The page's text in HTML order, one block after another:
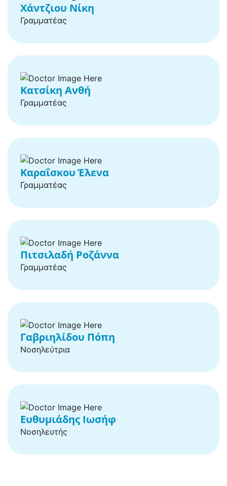
Χάντζιου Νίκη
Γραμματέας
Κατσίκη Ανθή
Γραμματέας
Καραΐσκου Έλενα
Γραμματέας
Πιτσιλαδή Ροζάννα
Γραμματέας
Γαβριηλίδου Πόπη
Νοσηλεύτρια
Ευθυμιάδης Ιωσήφ
Νοσηλευτής